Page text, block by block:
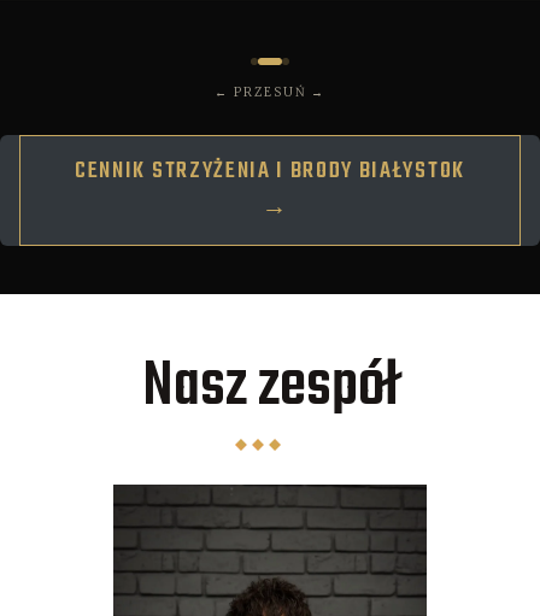
← PRZESUŃ →
CENNIK STRZYŻENIA I BRODY BIAŁYSTOK
→
Nasz zespół